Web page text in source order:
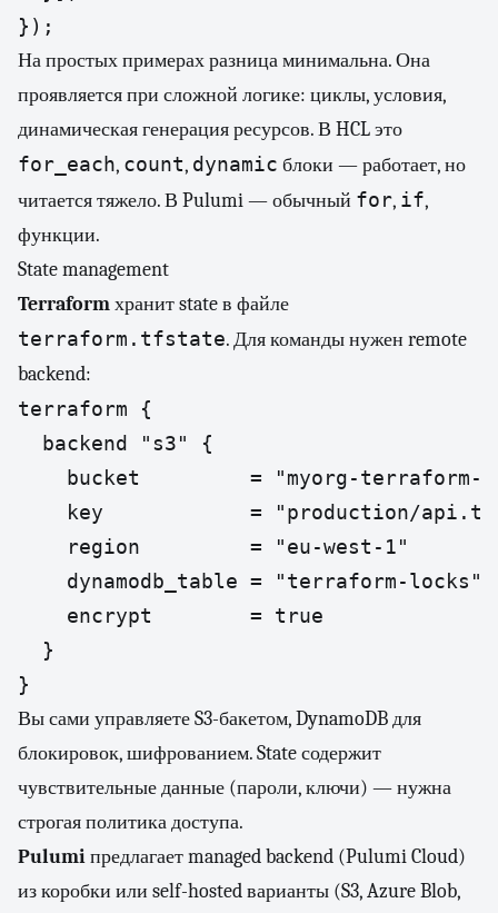
На простых примерах разница минимальна. Она
проявляется при сложной логике: циклы, условия,
динамическая генерация ресурсов. В HCL это
for_each, count, dynamic блоки — работает, но
читается тяжело. В Pulumi — обычный for, if,
функции.
State management
Terraformхранит state в файле
terraform.tfstate. Для команды нужен remote
backend:
terraform {
  backend "s3" {
bucket         = "myorg-terraform-
key            = "production/
    region         = "eu-west-1"
    dynamodb_table = "terraform-locks"
    encrypt        = true
  }
Вы сами управляете S3-бакетом, DynamoDB для
блокировок, шифрованием. State содержит
чувствительные данные (пароли, ключи) — нужна
строгая политика доступа.
Pulumiпредлагает managed backend (Pulumi Cloud)
из коробки или self-hosted варианты (S3, Azure Blob,